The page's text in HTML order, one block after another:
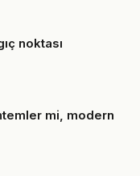
noktası
mi, modern